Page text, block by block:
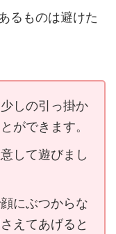
るものは避けた
しの引っ掛か
ができます。
して遊びまし
にぶつからな
えてあげると